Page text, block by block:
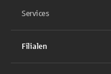
Services
Filialen